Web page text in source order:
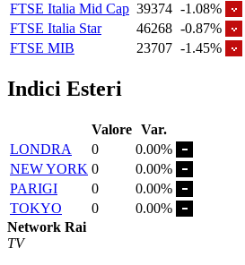
FTSE Italia Mid Cap 39374 -1.08%
FTSE Italia Star
46268 -0.87%
FTSE MIB
23707 -1.45%
Indici Esteri
Valore Var.
LONDRA
0
0.00%
NEW YORK 0
0.00%
PARIGI
0
0.00%
TOKYO
0
0.00%
Network Rai
TV